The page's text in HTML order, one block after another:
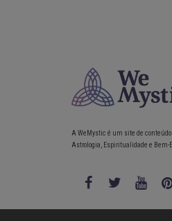
A WeMystic é um site de
Astrologia, Espiritualidade e Bem-